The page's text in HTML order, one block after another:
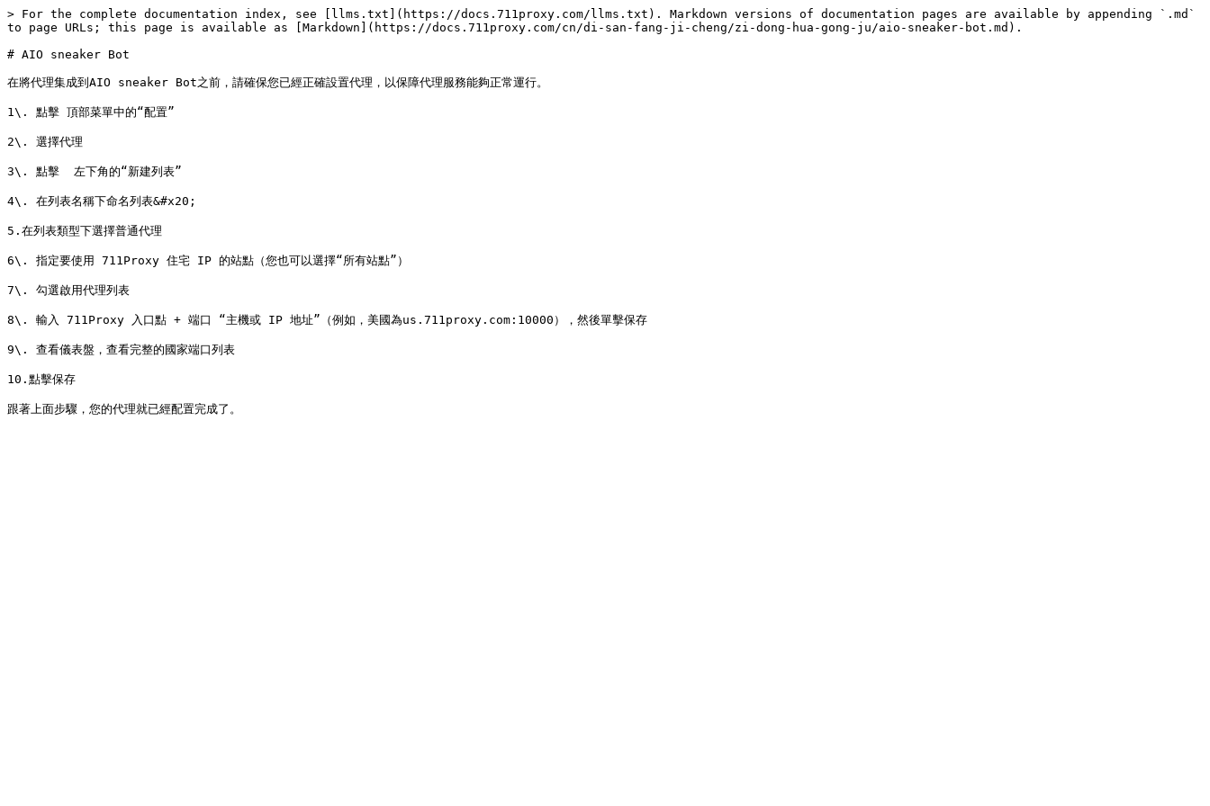
> For the complete documentation index, see [llms.txt](https://docs.711proxy.com/llms.txt). Markdown versions of documentation pages are available by appending `.md`
to page URLs; this page is available as [Markdown](https://docs.711proxy.com/cn/di-san-fang-ji-cheng/zi-dong-hua-gong-ju/aio-sneaker-bot.md).
# AIO sneaker Bot
在將代理集成到AIO sneaker Bot之前，請確保您已經正確設置代理，以保障代理服務能夠正常運行。
1\. 點擊 頂部菜單中的“配置”
2\. 選擇代理
3\. 點擊  左下角的“新建列表”
4\. 在列表名稱下命名列表&#x20;
5.在列表類型下選擇普通代理
6\. 指定要使用 711Proxy 住宅 IP 的站點（您也可以選擇“所有站點”）
7\. 勾選啟用代理列表
8\. 輸入 711Proxy 入口點 + 端口 “主機或 IP 地址”（例如，美國為us.711proxy.com:10000），然後單擊保存
9\. 查看儀表盤，查看完整的國家端口列表
10.點擊保存